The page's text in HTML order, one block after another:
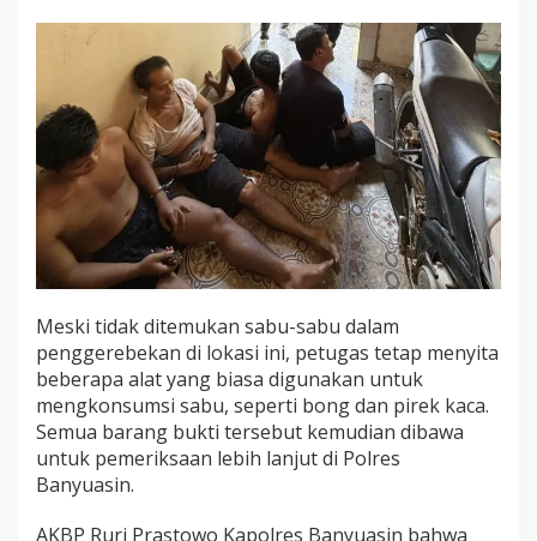
Meski tidak ditemukan sabu-sabu dalam
penggerebekan di lokasi ini, petugas tetap menyita
beberapa alat yang biasa digunakan untuk
mengkonsumsi sabu, seperti bong dan pirek kaca.
Semua barang bukti tersebut kemudian dibawa
untuk pemeriksaan lebih lanjut di Polres
Banyuasin.
AKBP Ruri Prastowo Kapolres Banyuasin bahwa